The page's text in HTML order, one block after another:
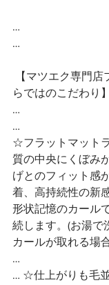
…
…
らではのこだわり
…
…
☆フラットマット
質の中央にくぼみ
げとのフィット感
着、高持続性の新
形状記憶のカール
続します。(お湯で
カールが取れる場
…
… ☆仕上がりも毛